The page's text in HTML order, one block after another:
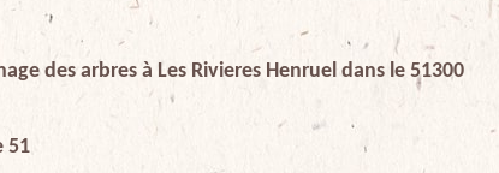
des arbres à Les Rivieres Henruel dans le 51300
51